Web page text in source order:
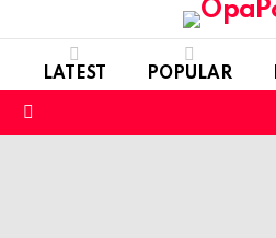
LATEST POPULAR